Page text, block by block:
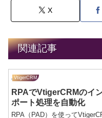
X
関連記事
VtigerCRM
RPAでVtigerCRMのイ
ポート処理を自動化
RPA（PAD）を使って